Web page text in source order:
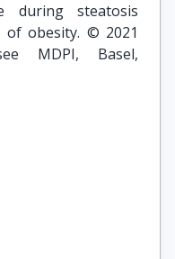
during steatosis
of obesity. © 2021
MDPI, Basel,